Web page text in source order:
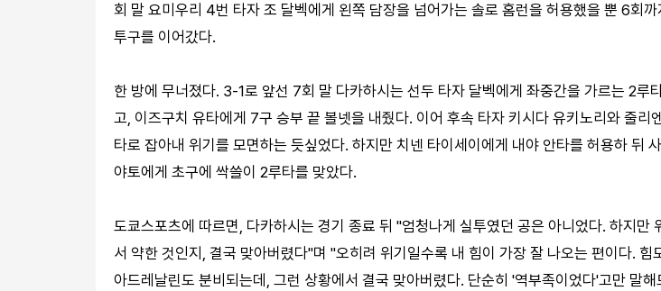
회 말 요미우리 4번 타자 조 달벡에게 왼쪽 담장을 넘어가는 솔로 홈런을 허용했을 뿐 6회까
투구를 이어갔다.
한 방에 무너졌다. 3-1로 앞선 7회 말 다카하시는 선두 타자 달벡에게 좌중간을 가르는 2루
고, 이즈구치 유타에게 7구 승부 끝 볼넷을 내줬다. 이어 후속 타자 키시다 유키노리와 줄리
타로 잡아내 위기를 모면하는 듯싶었다. 하지만 치넨 타이세이에게 내야 안타를 허용하 뒤
야토에게 초구에 싹쓸이 2루타를 맞았다.
도쿄스포츠에 따르면, 다카하시는 경기 종료 뒤 "엄청나게 실투였던 공은 아니었다. 하지만
서 약한 것인지, 결국 맞아버렸다"며 "오히려 위기일수록 내 힘이 가장 잘 나오는 편이다. 힘
아드레날린도 분비되는데, 그런 상황에서 결국 맞아버렸다. 단순히 '역부족이었다'고만 말해